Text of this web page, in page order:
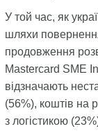
У той час, як
шляхи
продовження
Mastercard SME
відзначають
(56%), коштів на
з логістикою